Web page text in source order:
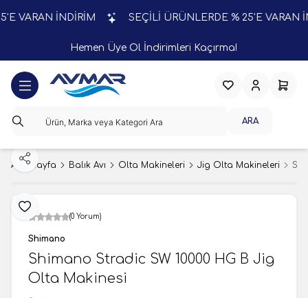
İNDİRİM SEÇİLİ ÜRÜNLERDE % 25'E VARAN
Hemen Üye Ol İndirimleri Kaçırma!
ARA
FavorilerimHesabım
Ana Sayfa Balık Avı Olta Makineleri Jig Olta Makineleri
Favoriye Ekle
Paylaş
(0 Yorum)
Shimano
Shimano Stradic SW 10000 HG B Jig
Olta Makinesi